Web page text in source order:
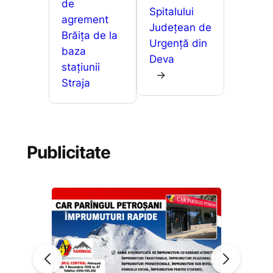
de
agrement
Brăița de la
baza
stațiunii
Straja
Spitalului
Județean de
Urgență din
Deva
→
Publicitate